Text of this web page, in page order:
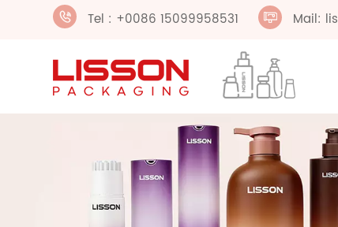
Tel : +0086 15099958531 Mail: